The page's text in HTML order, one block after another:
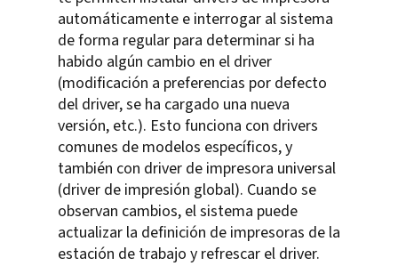
automáticamente e interrogar al sistema
de forma regular para determinar si ha
habido algún cambio en el driver
(modificación a preferencias por defecto
del driver, se ha cargado una nueva
versión, etc.). Esto funciona con drivers
comunes de modelos específicos, y
también con driver de impresora universal
(driver de impresión global). Cuando se
observan cambios, el sistema puede
actualizar la definición de impresoras de la
estación de trabajo y refrescar el driver.